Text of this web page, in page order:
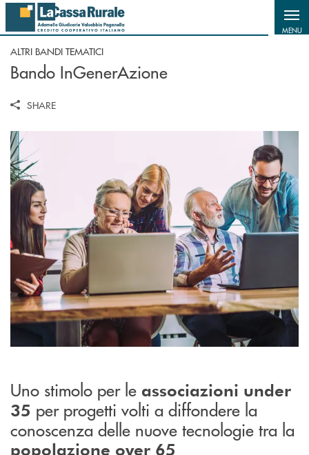
Salta al contenuto principale
MENU
ALTRI BANDI TEMATICI
Bando InGenerAzione
SHARE
Uno stimolo per le associazioni under
35 per progetti volti a diffondere la
conoscenza delle nuove tecnologie tra la
popolazione over 65